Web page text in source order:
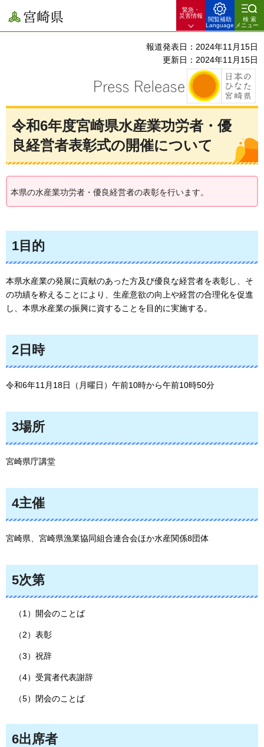
宮崎県
緊急・
災害情報
閲覧補助
Language
検索
メニュー
報道発表日：2024年11月15日
更新日：2024年11月15日
令和6年度宮崎県水産業功労者・優
良経営者表彰式の開催について
本県の水産業功労者・優良経営者の表彰を行います。
1目的
本県水産業の発展に貢献のあった方及び優良な経営者を表彰し、そ
の功績を称えることにより、生産意欲の向上や経営の合理化を促進
し、本県水産業の振興に資することを目的に実施する。
2日時
令和6年11月18日（月曜日）午前10時から午前10時50分
3場所
宮崎県庁講堂
4主催
宮崎県、宮崎県漁業協同組合連合会ほか水産関係8団体
5次第
（1）開会のことば
（2）表彰
（3）祝辞
（4）受賞者代表謝辞
（5）閉会のことば
6出席者